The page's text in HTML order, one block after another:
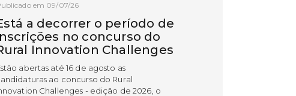
em 09/07/26
a decorrer o período de
no concurso do
Innovation Challenges
abertas até 16 de agosto as
ao concurso do Rural
Challenges - edição de 2026, o